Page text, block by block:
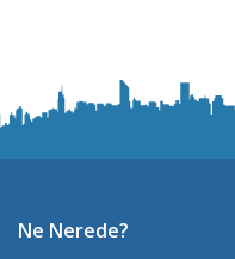
Ne Nerede?